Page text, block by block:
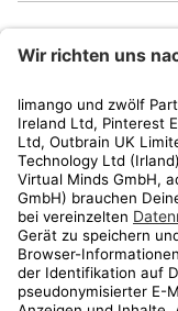
Kundenservice
Shop
Aktionen
Travel